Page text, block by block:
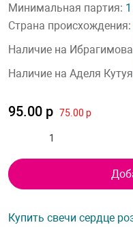
Минимальная партия:
Страна происхождения:
Наличие на
Наличие на Аделя
95.00 р 75.00 р
Купить свечи сердце